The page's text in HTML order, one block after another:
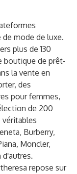
mode de luxe.
plus de 130
boutique de prêt-
la vente en
des
pour femmes,
de 200
véritables
Burberry,
Moncler,
d'autres.
repose sur